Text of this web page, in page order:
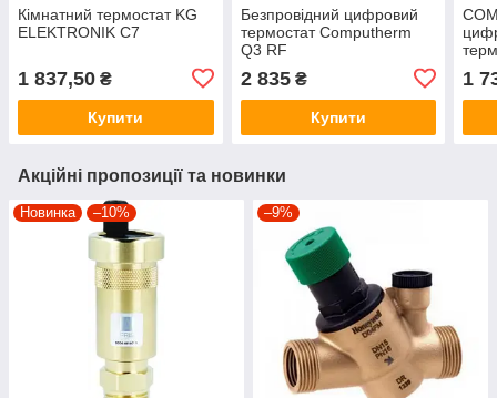
Кімнатний термостат KG
ELEKTRONIK C7
1 837,50 ₴
Купити
Безпровідний цифровий
термостат Computherm
Q3 RF
2 835₴
Купити
1
Акційні пропозиції та новинки
Новинка –10% –9%